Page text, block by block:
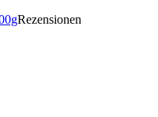
Rezensionen